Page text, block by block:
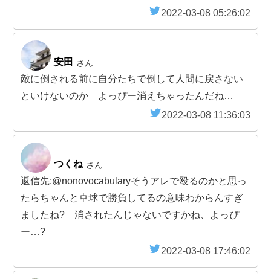
2022-03-08 05:26:02
安田 さん
敵に倒される前に自分たちで倒して人間に戻さない
といけないのか よっぴー消えちゃったんだね…
2022-03-08 11:36:03
つくね さん
返信先:@nonovocabularyそうアレで殴るのかと思っ
たらちゃんと卓球で勝負してるの意味わからんすぎ
ましたね? 消されたんじゃないですかね、よっぴ
ー…?
2022-03-08 17:46:02